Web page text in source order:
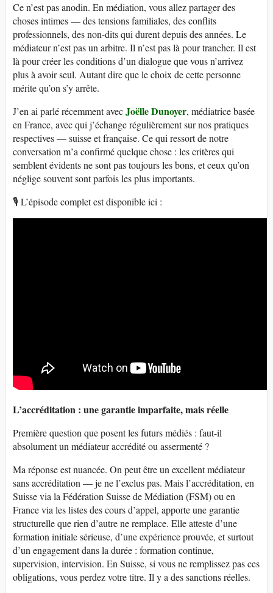
Ce n’est pas anodin. En médiation, vous allez partager des
choses intimes — des tensions familiales, des conflits
professionnels, des non-dits qui durent depuis des années. Le
médiateur n’est pas un arbitre. Il n’est pas là pour trancher. Il est
là pour créer les conditions d’un dialogue que vous n’arrivez
plus à avoir seul. Autant dire que le choix de cette personne
mérite qu’on s’y arrête.
J’en ai parlé récemment avecJoëlle Dunoyer, médiatrice basée
en France, avec qui j’échange régulièrement sur nos pratiques
respectives — suisse et française. Ce qui ressort de notre
conversation m’a confirmé quelque chose : les critères qui
semblent évidents ne sont pas toujours les bons, et ceux qu’on
néglige souvent sont parfois les plus importants.
🎙️ L’épisode complet est disponible ici :
L’accréditation : une garantie imparfaite, mais réelle
Première question que posent les futurs médiés : faut-il
absolument un médiateur accrédité ou assermenté ?
Ma réponse est nuancée. On peut être un excellent médiateur
sans accréditation — je ne l’exclus pas. Mais l’accréditation, en
Suisse via la Fédération Suisse de Médiation (FSM) ou en
France via les listes des cours d’appel, apporte une garantie
structurelle que rien d’autre ne remplace. Elle atteste d’une
formation initiale sérieuse, d’une expérience prouvée, et surtout
d’un engagement dans la durée : formation continue,
supervision, intervision. En Suisse, si vous ne remplissez pas ces
obligations, vous perdez votre titre. Il y a des sanctions réelles.